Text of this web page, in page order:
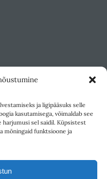
ja ligipääsuks selle
kasutamisega, võimaldab see
sel saidil. Küpsistest
mõningaid funktsioone ja